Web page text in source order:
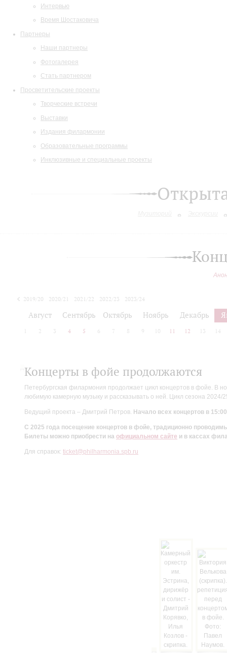
Интервью
Время Шостаковича
Партнеры
Наши партнеры
Фотогалерея
Стать партнером
Просветительские проекты
Творческие встречи
Выставки
Издания филармонии
Образовательные программы
Инклюзивные и специальные проекты
2019/20 2020/21 2021/22 2022/23
2023/24
Август Сентябрь Октябрь Ноябрь Декабрь
2 3 4 5 6 7 8 9 10 11 12 13 14
Концерты в фойе продолжаются
Петербургская филармония продолжает цикл концертов в фойе. В
любимую камерную музыку и рассказывать о ней. Цикл сезона
Ведущий проекта – Дмитрий Петров. Начало всех концертов в
С 2025 года посещение концертов в фойе, традиционно
Билеты можно приобрести на официальном сайте и в кассах
Для справок: ticket@philharmonia.spb.ru